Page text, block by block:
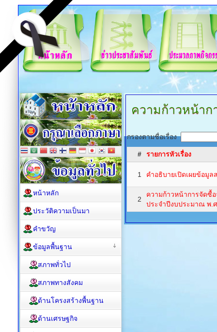
ความก้าวหน้าก
กรองตามชื่อเรื่อง
# รายการหัวเรื่อง
1 คำอธิบายเปิดเผยข้อมู
2
ความก้าวหน้าการจัดซื้
ประจำปีงบประมาณ พ.
หน้าหลัก
ประวัติความเป็นมา
คำขวัญ
ข้อมูลพื้นฐาน
สภาพทั่วไป
สภาพทางสังคม
ด้านโครงสร้างพื้นฐาน
ด้านเศรษฐกิจ